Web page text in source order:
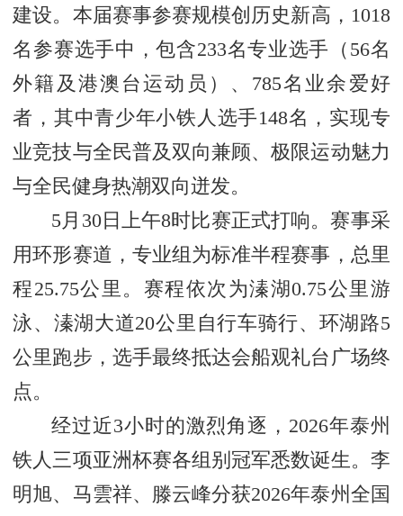
建设。本届赛事参赛规模创历史新高，1018
名参赛选手中，包含233名专业选手（56名
外籍及港澳台运动员）、785名业余爱好
者，其中青少年小铁人选手148名，实现专
业竞技与全民普及双向兼顾、极限运动魅力
与全民健身热潮双向迸发。
5月30日上午8时比赛正式打响。赛事采
用环形赛道，专业组为标准半程赛事，总里
程25.75公里。赛程依次为溱湖0.75公里游
泳、溱湖大道20公里自行车骑行、环湖路5
公里跑步，选手最终抵达会船观礼台广场终
点。
经过近3小时的激烈角逐，2026年泰州
铁人三项亚洲杯赛各组别冠军悉数诞生。李
明旭、马雲祥、滕云峰分获2026年泰州全国